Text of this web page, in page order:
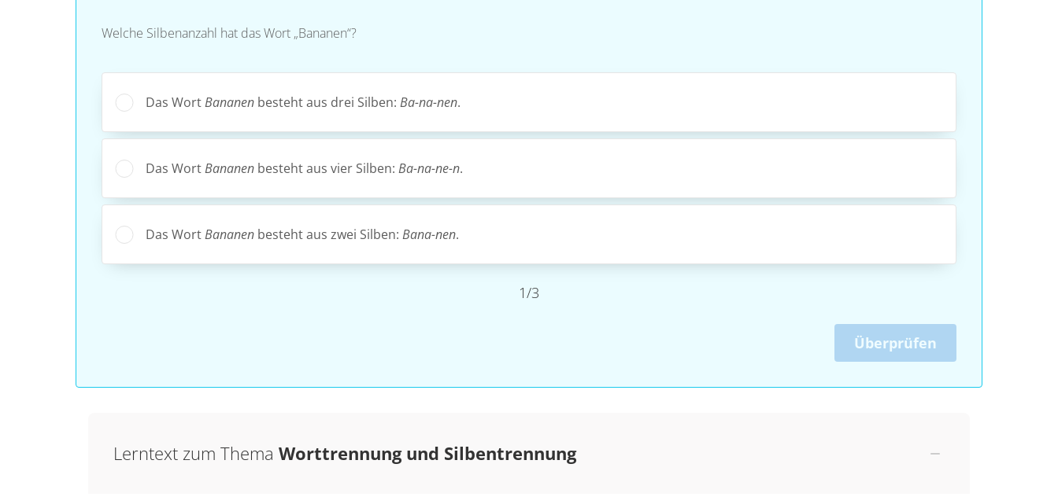
Welche Silbenanzahl hat das Wort „Bananen“?
Das WortBananen besteht aus drei Silben: Ba-na-nen.
Das WortBananen besteht aus vier Silben: Ba-na-ne-n.
Das WortBananen besteht aus zwei Silben: Bana-nen.
1/3
Überprüfen
Lerntext zum Thema Worttrennung und Silbentrennung